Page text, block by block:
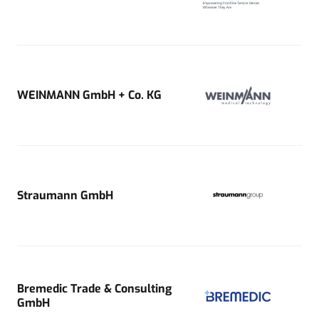
WEINMANN GmbH + Co. KG
Straumann GmbH
Bremedic Trade & Consulting
GmbH